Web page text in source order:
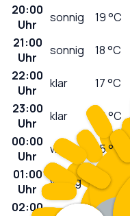
20:00
Uhr
sonnig 19°C
21:00
Uhr
sonnig 18°C
22:00
Uhr
klar 17°C
23:00
Uhr
klar 16°C
00:00
Uhr
wolkig 15°C
01:00
Uhr
wolkig °C
02:00